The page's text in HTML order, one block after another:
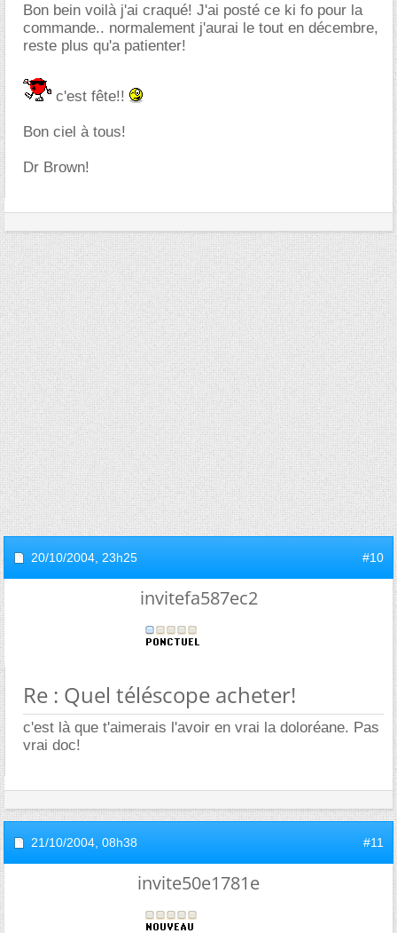
Bon bein voilà j'ai craqué! J'ai posté ce ki fo pour la
commande.. normalement j'aurai le tout en décembre,
reste plus qu'a patienter!
c'est fête!!
Bon ciel à tous!
Dr Brown!
20/10/2004, 23h25 #10
invitefa587ec2
Re : Quel téléscope acheter!
c'est là que t'aimerais l'avoir en vrai la doloréane. Pas
vrai doc!
21/10/2004, 08h38 #11
invite50e1781e